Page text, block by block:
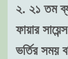
২. ২১ তম
ফায়ার
ভর্তির